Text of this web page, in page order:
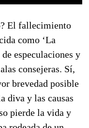
El fallecimiento
como ‘La
especulaciones y
consejeras. Sí,
brevedad posible
diva y las causas
pierde la vida y